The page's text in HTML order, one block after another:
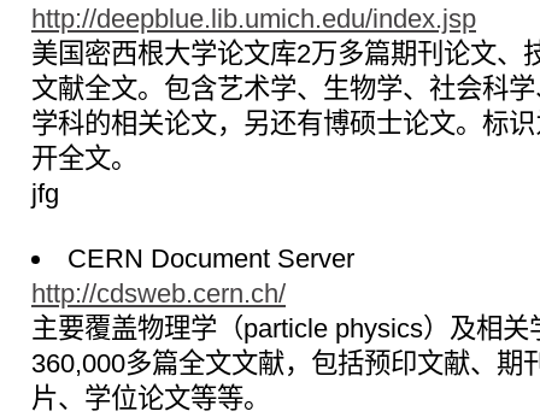
http://deepblue.lib.umich.edu/index.jsp
美国密西根大学论文库2万多篇期刊论文、
文献全文。包含艺术学、生物学、社会科
学科的相关论文，另还有博硕士论文。标
开全文。
jfg
CERN Document Server
http://cdsweb.cern.ch/
主要覆盖物理学（particle physics）及相关
360,000多篇全文文献，包括预印文献、期
片、学位论文等等。